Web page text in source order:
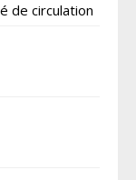
de circulation